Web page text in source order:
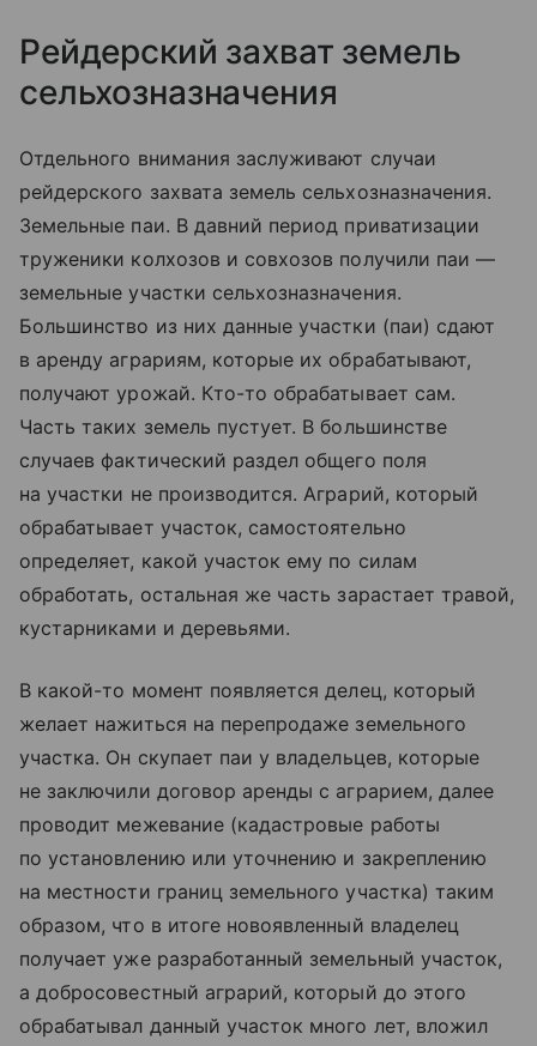
Рейдерский захват земель
сельхозназначения
Отдельного внимания заслуживают случаи
рейдерского захвата земель сельхозназначения.
Земельные паи. В давний период приватизации
труженики колхозов и совхозов получили паи —
земельные участки сельхозназначения.
Большинство из них данные участки (паи) сдают
в аренду аграриям, которые их обрабатывают,
получают урожай. Кто-то обрабатывает сам.
Часть таких земель пустует. В большинстве
случаев фактический раздел общего поля
на участки не производится. Аграрий, который
обрабатывает участок, самостоятельно
определяет, какой участок ему по силам
обработать, остальная же часть зарастает травой,
кустарниками и деревьями.
В какой-то момент появляется делец, который
желает нажиться на перепродаже земельного
участка. Он скупает паи у владельцев, которые
не заключили договор аренды с аграрием, далее
проводит межевание (кадастровые работы
по установлению или уточнению и закреплению
на местности границ земельного участка) таким
образом, что в итоге новоявленный владелец
получает уже разработанный земельный участок,
а добросовестный аграрий, который до этого
обрабатывал данный участок много лет, вложил